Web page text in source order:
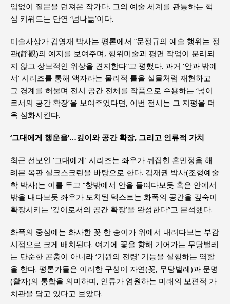
임없이 질문을 던져온 작가다. 그의 예술 세계를 관통하는 핵
심 키워드는 단연 ‘넘나듦’이다.
미술사상가 김영재 박사는 평론에서 “문정규의 예술 행위는 정
관(靜觀)의 예지를 보여주며, 행위미술과 평면 작업이 분리되
지 않고 상보적인 위상을 견지한다”고 평했다. 과거 ‘안과 밖에
서’ 시리즈를 통해 액자라는 물리적 틀을 실물처럼 재현하고
그 경계를 허물며 전시 공간 전체를 작품으로 수용하는 ‘넓이
로서의 공간 확장’을 보여주었다면, 이번 전시는 그 지평을 더
욱 심화시킨다.
‘그대에게 행운을’…깊이와 공간 확장, 그리고 인류적 가치
최근 선보인 ‘그대에게’ 시리즈는 좌우가 뒤집힌 훈민정음 해
례본 목판 실크스크린을 바탕으로 한다. 김재권 박사(조형예술
학 박사)는 이를 두고 “창밖에서 안을 들여다보듯 혹은 안에서
밖을 내다보듯 좌우가 도치된 텍스트는 화폭의 공간을 깊숙이
확장시키는 ‘깊이로서의 공간 확장’을 완성한다”고 분석했다.
화폭의 중심에는 화사한 꽃 한 송이가 위에서 내려다보는 부감
시점으로 크게 배치된다. 여기에 꽃을 향해 기어가는 무당벌레
는 단순한 곤충이 아니라 ‘기원의 전령’ 기능을 실행하는 역할
을 한다. 평론가들은 이러한 구성이 자연(꽃, 무당벌레)과 문명
(활자)의 통합을 의미하며, 인류가 염원하는 미래의 보편적 가
치관을 담고 있다고 보았다.